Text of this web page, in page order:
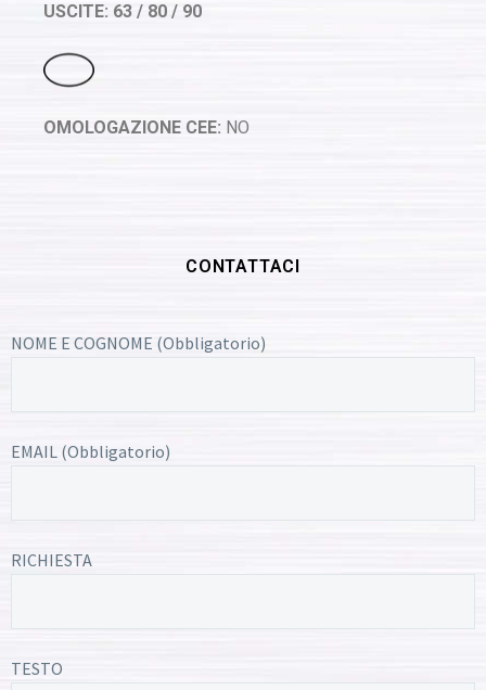
USCITE: 63 / 80 / 90
OMOLOGAZIONE CEE: NO
CONTATTACI
NOME E COGNOME (Obbligatorio)
EMAIL (Obbligatorio)
RICHIESTA
TESTO